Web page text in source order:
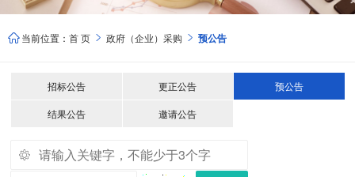
当前位置： 首 页  政府（企业）采购  预公告
招标公告 更正公告 预公告
结果公告 邀请公告